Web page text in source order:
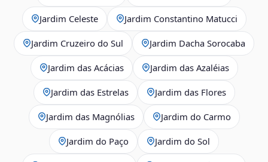
Jardim Celeste Jardim Constantino Matucci
Jardim Cruzeiro do Sul Jardim Dacha Sorocaba
Jardim das Acácias Jardim das Azaléias
Jardim das Estrelas Jardim das Flores
Jardim das Magnólias Jardim do Carmo
Jardim do Paço Jardim do Sol